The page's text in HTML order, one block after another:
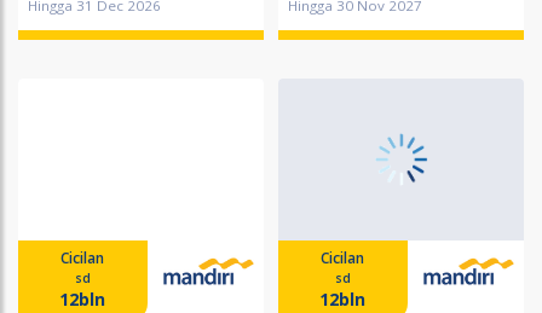
Hingga 31 Dec 2026 Hingga 30 Nov 2027
Cicilan
sd
12bln
Cicilan
sd
12bln